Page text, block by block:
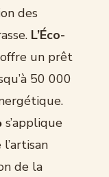
des
L’Éco-
offre un prêt
50 000
s’applique
de la